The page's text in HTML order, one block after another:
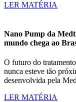
LER MATÉRIA
Nano Pump da
mundo chega ao
O futuro do
nunca esteve tão
desenvolvida pela
LER MATÉRIA